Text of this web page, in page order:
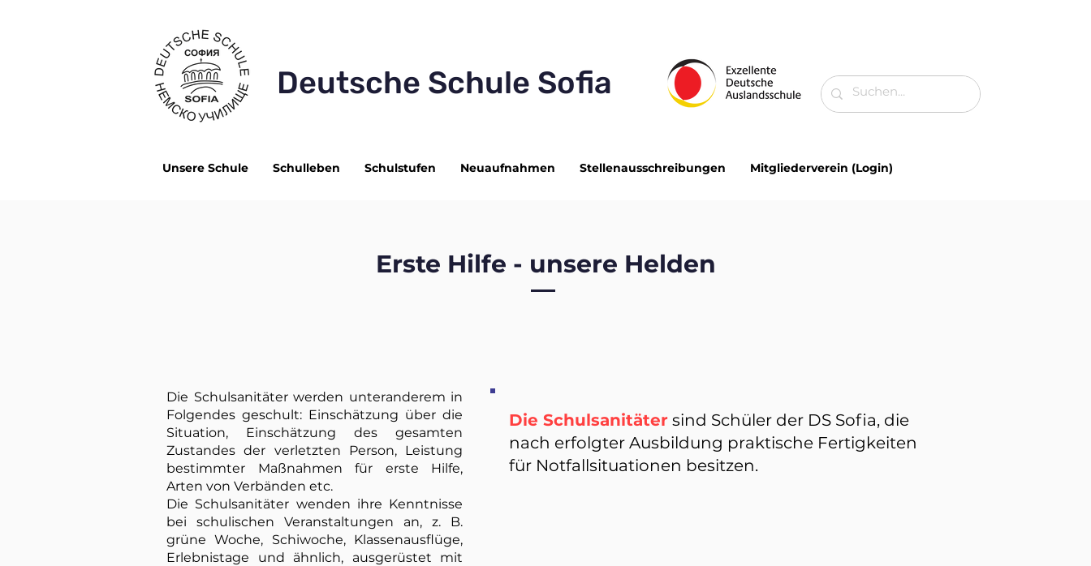
Deutsche Schule Sofia
Unsere Schule Schulleben Schulstufen Neuaufnahmen Stellenausschreibungen Mitgliederverein (Login)
Die Schulsanitäter werden unteranderem in
Folgendes geschult: Einschätzung über die
Situation, Einschätzung des gesamten
Zustandes der verletzten Person, Leistung
bestimmter Maßnahmen für erste Hilfe,
Arten von Verbänden etc.
Die Schulsanitäter wenden ihre Kenntnisse
bei schulischen Veranstaltungen an, z. B.
grüne Woche, Schiwoche, Klassenausflüge,
Erlebnistage und ähnlich, ausgerüstet mit
Die Schulsanitäter sind Schüler der DS Sofia, die
nach erfolgter Ausbildung praktische Fertigkeiten
für Notfallsituationen besitzen.
Erste Hilfe - unsere Helden